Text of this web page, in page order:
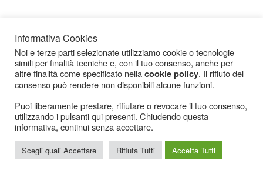
Informativa Cookies
Noi e terze parti selezionate utilizziamo cookie o tecnologie
simili per finalità tecniche e, con il tuo consenso, anche per
altre finalità come specificato nellacookie policy. Il rifiuto del
consenso può rendere non disponibili alcune funzioni.
Puoi liberamente prestare, rifiutare o revocare il tuo consenso,
utilizzando i pulsanti qui presenti. Chiudendo questa
informativa, continui senza accettare.
Scegli quali Accettare Rifiuta Tutti Accetta Tutti